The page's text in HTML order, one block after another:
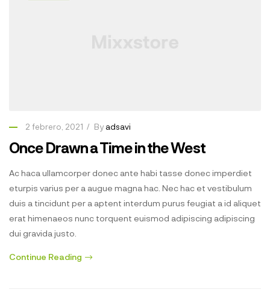
2 febrero, 2021 By adsavi
Once Drawn a Time in the West
Ac haca ullamcorper donec ante habi tasse donec imperdiet
eturpis varius per a augue magna hac. Nec hac et vestibulum
duis a tincidunt per a aptent interdum purus feugiat a id aliquet
erat himenaeos nunc torquent euismod adipiscing adipiscing
dui gravida justo.
Continue Reading